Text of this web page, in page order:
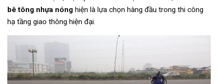
bê tông nhựa nóng hiện là lựa chọn hàng đầu trong thi công
hạ tầng giao thông hiện đại.